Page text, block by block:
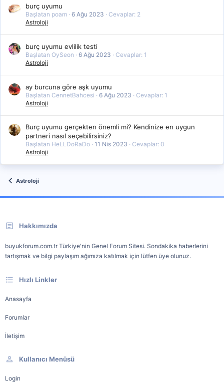
burç uyumu
Başlatan poam 6 Ağu 2023
Cevaplar: 2
Astroloji
burç uyumu evlilik testi
Başlatan OySeon 6 Ağu 2023
Cevaplar: 1
Astroloji
ay burcuna göre aşk uyumu
Başlatan CennetBahcesi 6 Ağu 2023
Cevaplar: 1
Astroloji
Burç uyumu gerçekten önemli mi? Kendinize en uygun
partneri nasıl seçebilirsiniz?
Başlatan HeLLDoRaDo 11 Nis 2023
Cevaplar: 0
Astroloji
Astroloji
Hakkımızda
buyukforum.com.tr Türkiye'nin Genel Forum Sitesi. Sondakika haberlerini
tartışmak ve bilgi paylaşım ağımıza katılmak için lütfen üye olunuz.
Hızlı Linkler
Anasayfa
Forumlar
İletişim
Kullanıcı Menüsü
Login